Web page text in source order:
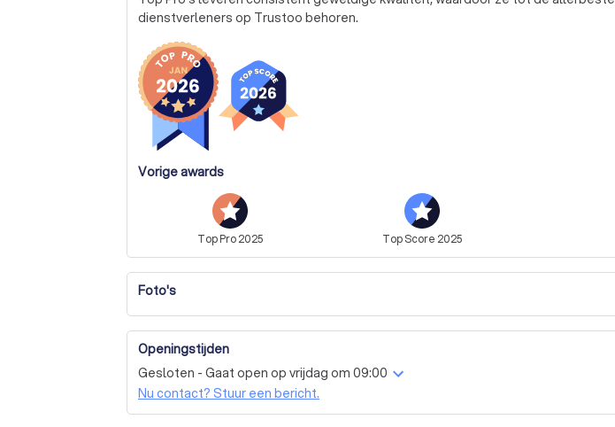
dienstverleners op Trustoo behoren.
Vorige awards
TopPro2025 TopScore 2025
Foto's
Openingstijden
Gesloten - Gaat open op vrijdag om 09:00
Nu contact? Stuur een bericht.